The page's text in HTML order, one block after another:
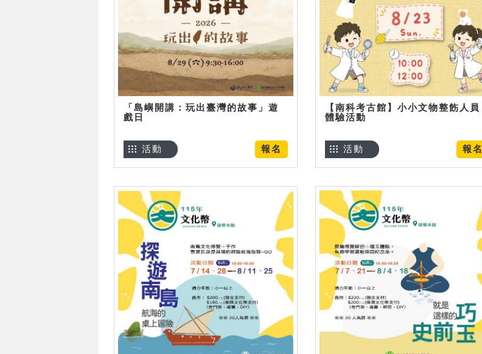
「島嶼開講：玩出臺灣的故事」遊
戲日
報名
活動
【南科考古館】小小文物整飭人員
體驗活動
報名
活動